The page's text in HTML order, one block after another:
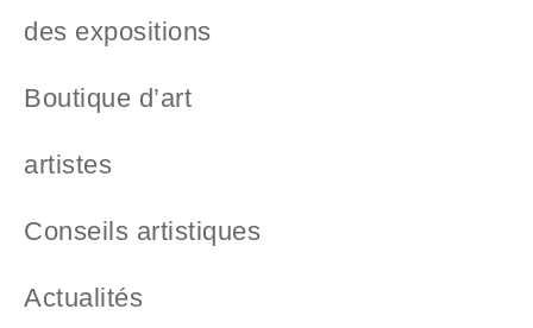
des expositions
Boutique d’art
artistes
Conseils artistiques
Actualités